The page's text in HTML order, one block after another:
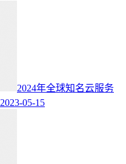
2024年全球知名云服务
2023-05-15